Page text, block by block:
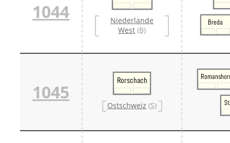
1044
Niederlande
West (B)
Breda
1045
Rorschach
Ostschweiz (S)